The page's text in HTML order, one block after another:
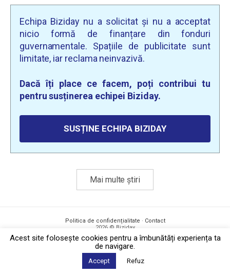
Echipa Biziday nu a solicitat și nu a acceptat
nicio formă de finanțare din fonduri
guvernamentale. Spațiile de publicitate sunt
limitate, iar reclama neinvazivă.
Dacă îți place ce facem, poți contribui tu
pentru susținerea echipei Biziday.
SUSȚINE ECHIPA BIZIDAY
Mai multe știri
Politica de confidențialitate · Contact
2026 © Biziday
Acest site foloseşte cookies pentru a îmbunătăți experiența ta
de navigare.
Accept Refuz